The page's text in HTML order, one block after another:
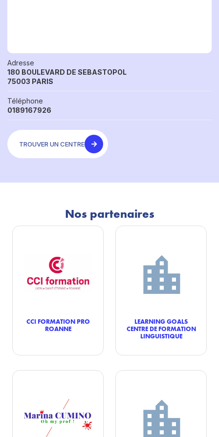
Adresse
180 BOULEVARD DE SEBASTOPOL
75003 PARIS
Téléphone
0189167926
TROUVER UN CENTRE
Nos partenaires
CCI FORMATION PRO
ROANNE
LEARNING GOALS
CENTRE DE FORMATION
LINGUISTIQUE